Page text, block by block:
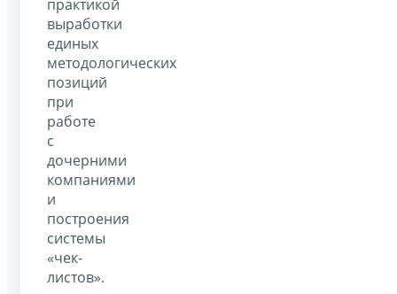
практикой
выработки
единых
методологических
позиций
при
работе
с
дочерними
компаниями
и
построения
системы
«чек-
листов».